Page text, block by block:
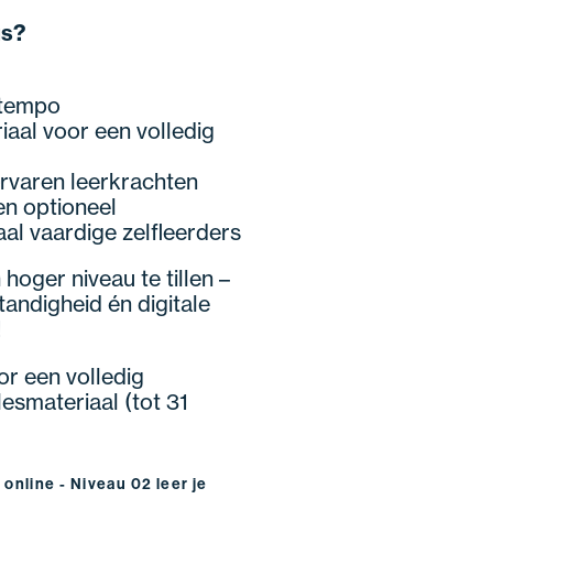
voor een volledig
leerkrachten
optioneel
vaardige zelfleerders
niveau te tillen –
én digitale
een volledig
(tot 31
- Niveau 02 leer je